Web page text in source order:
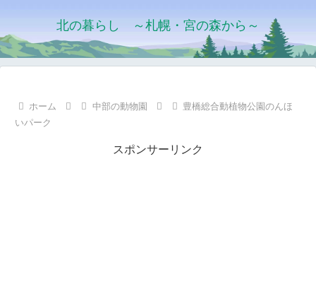
北の暮らし ～札幌・宮の森から～
ホーム 中部の動物園
豊橋総合動植物公園のんほ
いパーク
スポンサーリンク